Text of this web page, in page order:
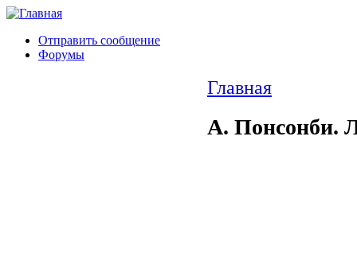
Отправить сообщение
Форумы
Главная
А. Понсонби.